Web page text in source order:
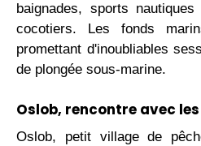
baignades, sports
cocotiers. Les fonds
promettant d'inoubliables
de plongée sous-marine.
Oslob, rencontre avec
Oslob, petit village de